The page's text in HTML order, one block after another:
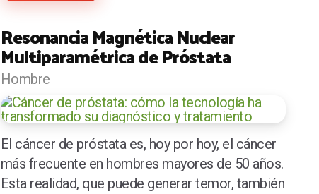
Resonancia Magnética Nuclear
Multiparamétrica de Próstata
Hombre
El cáncer de próstata es, hoy por hoy, el cáncer
más frecuente en hombres mayores de 50 años.
Esta realidad, que puede generar temor, también